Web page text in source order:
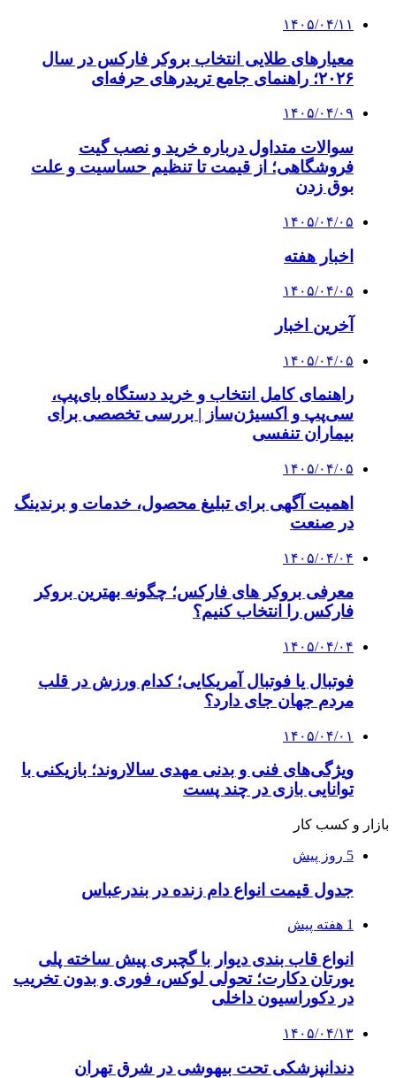
۱۴۰۵/۰۴/۱۱
معیارهای طلایی انتخاب بروکر فارکس در سال
۲۰۲۶؛ راهنمای جامع تریدرهای حرفه‌ای
۱۴۰۵/۰۴/۰۹
سوالات متداول درباره خرید و نصب گیت
فروشگاهی؛ از قیمت تا تنظیم حساسیت و علت
بوق زدن
۱۴۰۵/۰۴/۰۵
اخبار هفته
۱۴۰۵/۰۴/۰۵
آخرین اخبار
۱۴۰۵/۰۴/۰۵
راهنمای کامل انتخاب و خرید دستگاه بای‌پپ،
سی‌پپ و اکسیژن‌ساز | بررسی تخصصی برای
بیماران تنفسی
۱۴۰۵/۰۴/۰۵
اهمیت آگهی برای تبلیغ محصول، خدمات و برندینگ
در صنعت
۱۴۰۵/۰۴/۰۴
معرفی بروکر های فارکس؛ چگونه بهترین بروکر
فارکس را انتخاب کنیم؟
۱۴۰۵/۰۴/۰۴
فوتبال یا فوتبال آمریکایی؛ کدام ورزش در قلب
مردم جهان جای دارد؟
۱۴۰۵/۰۴/۰۱
ویژگی‌های فنی و بدنی مهدی سالاروند؛ بازیکنی با
توانایی بازی در چند پست
بازار و کسب کار
5 روز پیش
جدول قیمت انواع دام زنده در بندرعباس
1 هفته پیش
انواع قاب بندی دیوار با گچبری پیش ساخته پلی
یورتان دکارت؛ تحولی لوکس، فوری و بدون تخریب
در دکوراسیون داخلی
۱۴۰۵/۰۴/۱۳
دندانپزشکی تحت بیهوشی در شرق تهران